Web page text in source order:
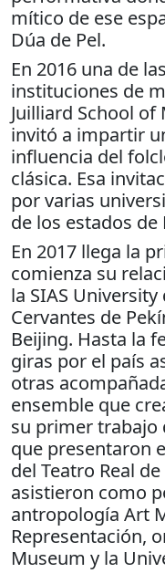
mítico de ese
Dúa de Pel.
En 2016 una de
instituciones de
Juilliard School of
invitó a impartir
influencia del
clásica. Esa
por varias
de los estados de
En 2017 llega la
comienza su
la SIAS
Cervantes de
Beijing. Hasta la
giras por el país
otras
ensemble que
su primer trabajo
que presentaron
del Teatro Real
asistieron como
antropología Art
Representación,
Museum y la